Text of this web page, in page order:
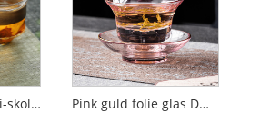
Bambus Ring Anti-skold glas skål Pink guld folie glas Dækket skål